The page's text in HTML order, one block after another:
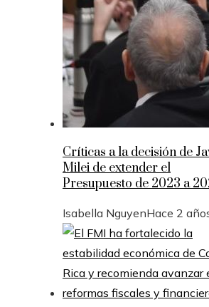
Críticas a la decisión de
Milei de extender el
Presupuesto de 2023 a
Isabella NguyenHace 2